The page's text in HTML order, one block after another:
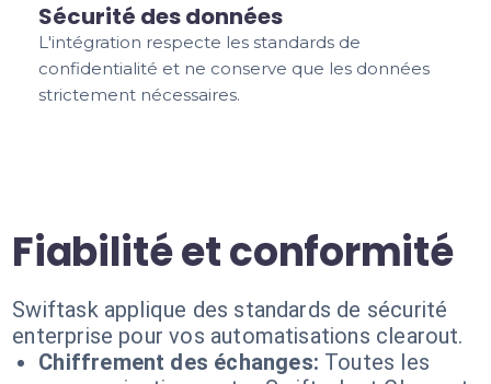
Sécurité des données
L'intégration respecte les standards de
confidentialité et ne conserve que les données
strictement nécessaires.
Fiabilité et conformité
Swiftask applique des standards de sécurité
enterprise pour vos automatisations clearout.
Chiffrement des échanges: Toutes les